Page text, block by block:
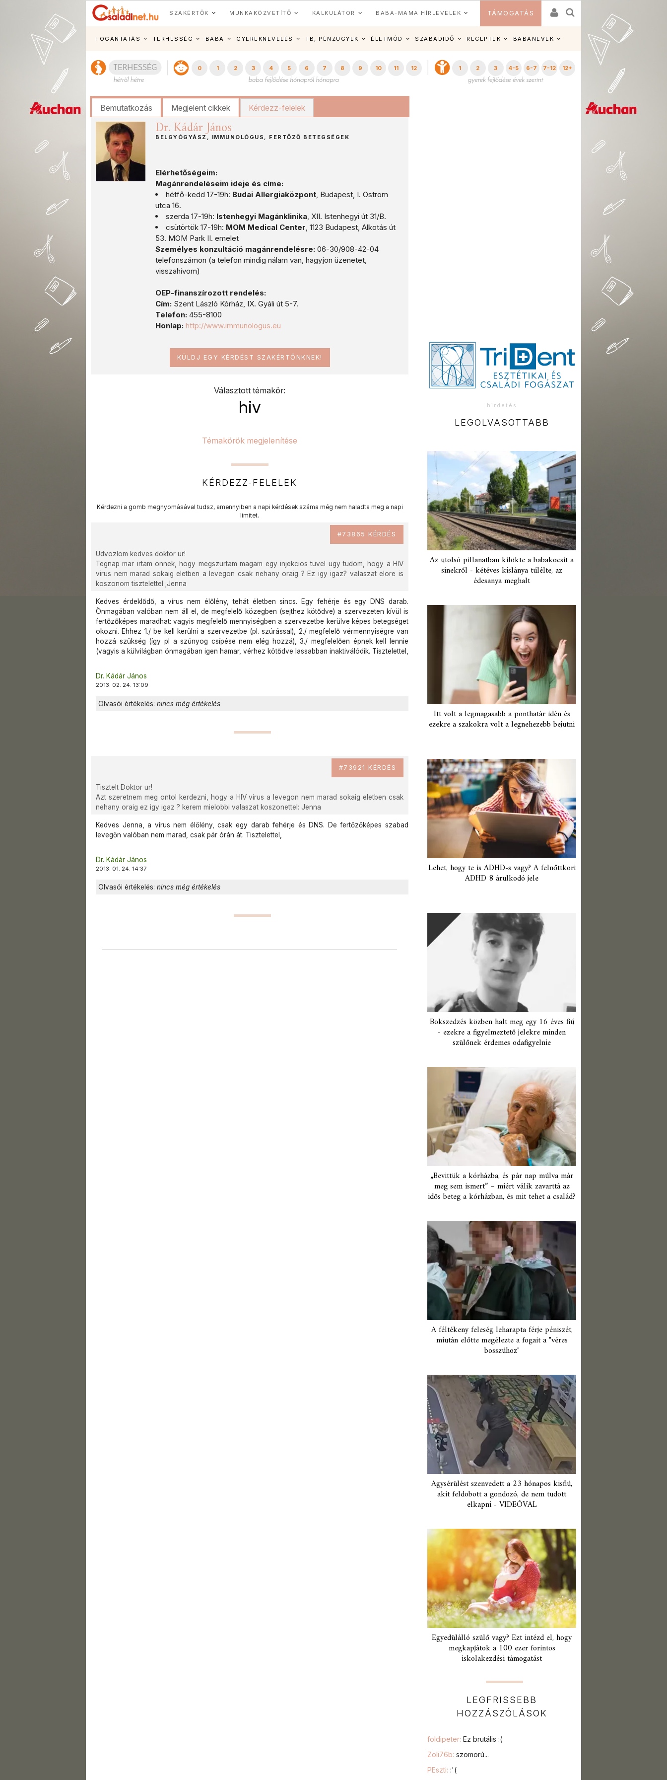
SZAKÉRTŐK MUNKAKÖZVETÍTŐ KALKULÁTOR BABA-MAMA HÍRLEVELEK TÁMOGATÁS
FOGANTATÁS TERHESSÉG BABA GYEREKNEVELÉS TB, PÉNZÜGYEK ÉLETMÓD SZABADIDŐ RECEPTEK BABANEVEK
0 1 2 3 4 5 6 7 8 9 10 11 12 1 2 3 4-5 6-7 7-12 12+
Bemutatkozás Megjelent cikkek Kérdezz-felelek
Dr. Kádár János
BELGYÓGYÁSZ, IMMUNOLÓGUS, FERTŐZŐ BETEGSÉGEK
Elérhetőségeim:
Magánrendeléseim ideje és címe:
hétfő-kedd 17-19h: Budai Allergiaközpont, Budapest, I. Ostrom
utca 16.
szerda 17-19h: Istenhegyi Magánklinika, XII. Istenhegyi út 31/B.
csütörtök 17-19h: MOM Medical Center, 1123 Budapest, Alkotás út
53. MOM Park II. emelet
Személyes konzultáció magánrendelésre: 06-30/908-42-04
telefonszámon (a telefon mindig nálam van, hagyjon üzenetet,
visszahívom)
OEP-finanszírozott rendelés:
Cím: Szent László Kórház, IX. Gyáli út 5-7.
Telefon: 455-8100
Honlap: http://www.immunologus.eu
KÜLDJ EGY KÉRDÉST SZAKÉRTŐNKNEK!
Választott témakör:
hiv
Témakörök megjelenítése
KÉRDEZZ-FELELEK
Kérdezni a gomb megnyomásával tudsz, amennyiben a napi kérdések száma még nem haladta meg a napi
limitet.
#73865 KÉRDÉS
Udvozlom kedves doktor ur!
Tegnap mar irtam onnek, hogy megszurtam magam egy injekcios tuvel ugy tudom, hogy a HIV
virus nem marad sokaig eletben a levegon csak nehany oraig ? Ez igy igaz? valaszat elore is
koszonom tisztelettel ;Jenna
Kedves érdeklődő, a vírus nem élőlény, tehát életben sincs. Egy fehérje és egy DNS darab.
Önmagában valóban nem áll el, de megfelelő közegben (sejthez kötődve) a szervezeten kívül is
fertőzőképes maradhat: vagyis megfelelő mennyiségben a szervezetbe kerülve képes betegséget
okozni. Ehhez 1./ be kell kerülni a szervezetbe (pl. szúrással), 2./ megfelelő vérmennyiségre van
hozzá szükség (így pl a szúnyog csípése nem elég hozzá), 3./ megfelelően épnek kell lennie
(vagyis a külvilágban önmagában igen hamar, vérhez kötődve lassabban inaktiválódik. Tisztelettel,
Dr. Kádár János
2013. 02. 24. 13:09
Olvasói értékelés: nincs még értékelés
#73921 KÉRDÉS
Tisztelt Doktor ur!
Azt szeretnem meg ontol kerdezni, hogy a HIV virus a levegon nem marad sokaig eletben csak
nehany oraig ez igy igaz ? kerem mielobbi valaszat koszonettel: Jenna
Kedves Jenna, a vírus nem élőlény, csak egy darab fehérje és DNS. De fertőzőképes szabad
levegőn valóban nem marad, csak pár órán át. Tisztelettel,
Dr. Kádár János
2013. 01. 24. 14:37
Olvasói értékelés: nincs még értékelés
hirdetés
LEGOLVASOTTABB
Az utolsó pillanatban kilökte a babakocsit a
sínekről - kétéves kislánya túlélte, az
édesanya meghalt
Itt volt a legmagasabb a ponthatár idén és
ezekre a szakokra volt a legnehezebb bejutni
Lehet, hogy te is ADHD-s vagy? A felnőttkori
ADHD 8 árulkodó jele
Bokszedzés közben halt meg egy 16 éves fiú
- ezekre a figyelmeztető jelekre minden
szülőnek érdemes odafigyelnie
„Bevittük a kórházba, és pár nap múlva már
meg sem ismert” – miért válik zavarttá az
idős beteg a kórházban, és mit tehet a család?
A féltékeny feleség leharapta férje péniszét,
miután előtte megélezte a fogait a "véres
bosszúhoz"
Agysérülést szenvedett a 23 hónapos kisfiú,
akit feldobott a gondozó, de nem tudott
elkapni - VIDEÓVAL
Egyedülálló szülő vagy? Ezt intézd el, hogy
megkapjátok a 100 ezer forintos
iskolakezdési támogatást
LEGFRISSEBB
HOZZÁSZÓLÁSOK
foldipeter: Ez brutális :(
Zoli76b: szomorú...
PEszti: :'(